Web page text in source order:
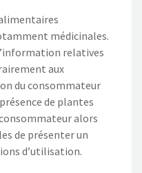
médicinales.
relatives
aux
du consommateur
de plantes
alors
de présenter un
d’utilisation.